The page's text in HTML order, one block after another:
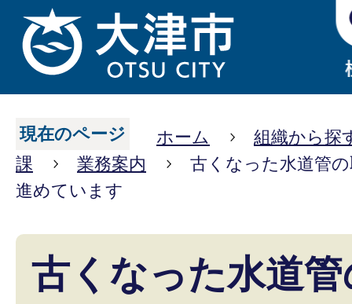
現在のページ ホーム
組織から探
課
業務案内
古くなった水道管
進めています
古くなった水道